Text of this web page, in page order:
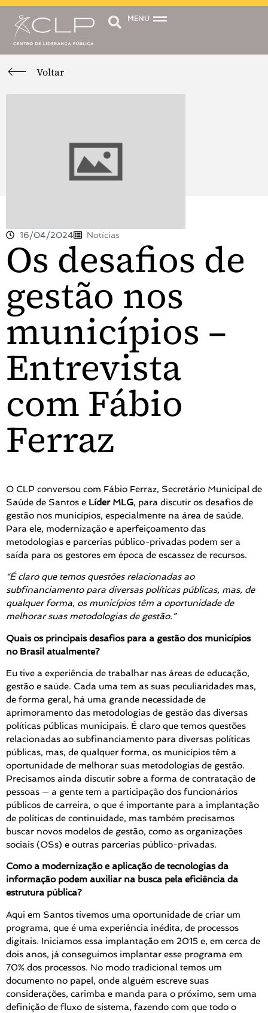
MENU
Voltar
16/04/2024 Notícias
Os desafios de
gestão nos
municípios –
Entrevista
com Fábio
Ferraz
O CLP conversou com Fábio Ferraz, Secretário Municipal de
Saúde de Santos e Líder MLG, para discutir os desafios de
gestão nos municípios, especialmente na área de saúde.
Para ele, modernização e aperfeiçoamento das
metodologias e parcerias público-privadas podem ser a
saída para os gestores em época de escassez de recursos.
“É claro que temos questões relacionadas ao
subfinanciamento para diversas políticas públicas, mas, de
qualquer forma, os municípios têm a oportunidade de
melhorar suas metodologias de gestão.”
Quais os principais desafios para a gestão dos municípios
no Brasil atualmente?
Eu tive a experiência de trabalhar nas áreas de educação,
gestão e saúde. Cada uma tem as suas peculiaridades mas,
de forma geral, há uma grande necessidade de
aprimoramento das metodologias de gestão das diversas
políticas públicas municipais. É claro que temos questões
relacionadas ao subfinanciamento para diversas políticas
públicas, mas, de qualquer forma, os municípios têm a
oportunidade de melhorar suas metodologias de gestão.
Precisamos ainda discutir sobre a forma de contratação de
pessoas — a gente tem a participação dos funcionários
públicos de carreira, o que é importante para a implantação
de políticas de continuidade, mas também precisamos
buscar novos modelos de gestão, como as organizações
sociais (OSs) e outras parcerias público-privadas.
Como a modernização e aplicação de tecnologias da
informação podem auxiliar na busca pela eficiência da
estrutura pública?
Aqui em Santos tivemos uma oportunidade de criar um
programa, que é uma experiência inédita, de processos
digitais. Iniciamos essa implantação em 2015 e, em cerca de
dois anos, já conseguimos implantar esse programa em
70% dos processos. No modo tradicional temos um
documento no papel, onde alguém escreve suas
considerações, carimba e manda para o próximo, sem uma
definição de fluxo de sistema, fazendo com que todo o